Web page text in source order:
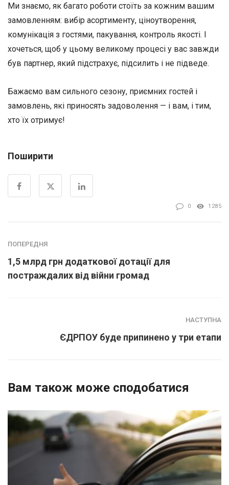
Ми знаємо, як багато роботи стоїть за кожним вашим
замовленням: вибір асортименту, ціноутворення,
комунікація з гостями, пакування, контроль якості. І
хочеться, щоб у цьому великому процесі у вас завжди
був партнер, який підстрахує, підсилить і не підведе.
Бажаємо вам сильного сезону, приємних гостей і
замовлень, які приносять задоволення — і вам, і тим,
хто їх отримує!
Поширити
0 1285
ПОПЕРЕДНЯ
1,5 млрд грн додаткової дотації для
постраждалих від війни громад
НАСТУПНА
ЄДРПОУ буде припинено у три етапи
Вам також може сподобатися